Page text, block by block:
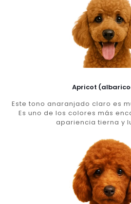
Apricot
Este tono anaranjado claro es
Es uno de los colores más
apariencia tierna y